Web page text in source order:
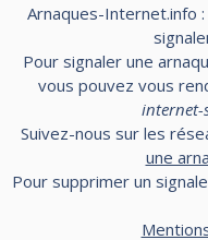
Arnaques-Internet.info
Pour signaler une
vous pouvez vous
internet-
Suivez-nous sur les
une
Pour supprimer un